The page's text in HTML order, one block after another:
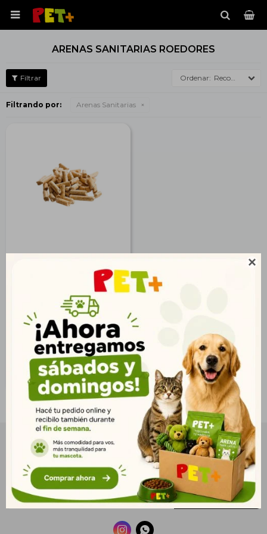


ARENAS SANITARIAS ROEDORES
Recomendados
Filtrando por: Arenas Sanitarias
Madera Sanipell 15 kg
$ 356
$ 399
NEWSLETTER
¡Suscribite y recibí todas nuestras novedades!
SUSCRIBIRME
 